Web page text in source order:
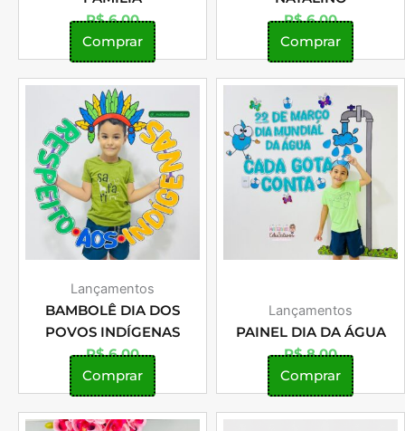
R$6,00
Comprar
R$6,00
Comprar
Lançamentos
BAMBOLÊ DIA DOS
POVOS INDÍGENAS
R$6,00
Comprar
Lançamentos
PAINEL DIA DA ÁGUA
R$8,00
Comprar